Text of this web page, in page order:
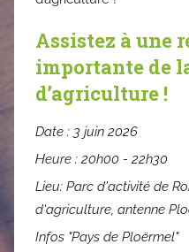
Assistez à une
importante de
d’agriculture !
Date : 3 juin 2026
Heure :20h00 - 22h30
Lieu: Parc d'activité de
d'agriculture, antenne
Infos "Pays de Ploërmel"